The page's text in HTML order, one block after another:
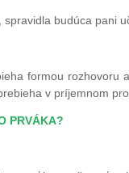
budúca pani
formou
v príjemnom
PRVÁKA?